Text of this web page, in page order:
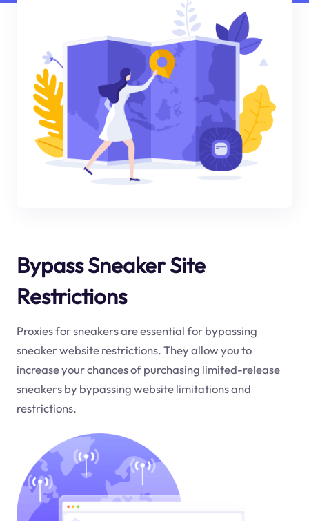
Bypass Sneaker Site
Restrictions
Proxies for sneakers are essential for bypassing
sneaker website restrictions. They allow you to
increase your chances of purchasing limited-release
sneakers by bypassing website limitations and
restrictions.